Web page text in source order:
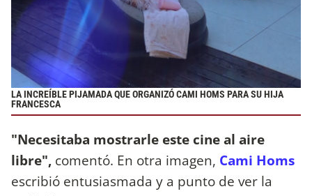
LA INCREÍBLE PIJAMADA QUE ORGANIZÓ CAMI HOMS PARA SU HIJA
FRANCESCA
"Necesitaba mostrarle este cine al aire
libre", comentó. En otra imagen, Cami Homs
escribió entusiasmada y a punto de ver la